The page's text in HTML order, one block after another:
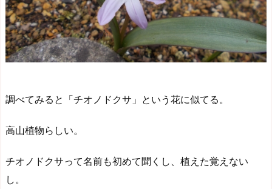
調べてみると「チオノドクサ」という花に似てる。
高山植物らしい。
チオノドクサって名前も初めて聞くし、植えた覚えない
し。